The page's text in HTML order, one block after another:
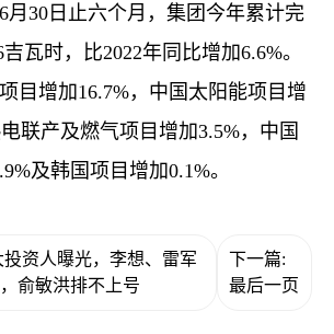
月30日止六个月，集团今年累计完
瓦时，比2022年同比增加6.6%。
目增加16.7%，中国太阳能项目增
联产及燃气项目增加3.5%，中国
及韩国项目增加0.1%。
投资人曝光，李想、雷军
俞敏洪排不上号
下一篇:
最后一页